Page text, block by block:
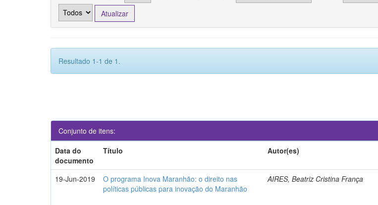
Resultado 1-1 de 1.
Conjunto de itens:
Data do
documento
Título Autor(es)
19-Jun-2019
O programa Inova Maranhão: o direito nas
políticas públicas para inovação do Maranhão
AIRES, Beatriz Cristina França